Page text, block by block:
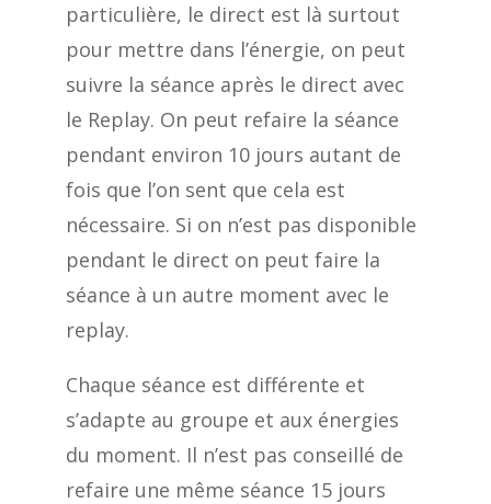
particulière, le direct est là surtout
pour mettre dans l’énergie, on peut
suivre la séance après le direct avec
le Replay. On peut refaire la séance
pendant environ 10 jours autant de
fois que l’on sent que cela est
nécessaire. Si on n’est pas disponible
pendant le direct on peut faire la
séance à un autre moment avec le
replay.
Chaque séance est différente et
s’adapte au groupe et aux énergies
du moment. Il n’est pas conseillé de
refaire une même séance 15 jours